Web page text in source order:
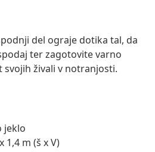
del ograje dotika tal, da
ter zagotovite varno
živali v notranjosti.
jeklo
1,4 m (š x V)